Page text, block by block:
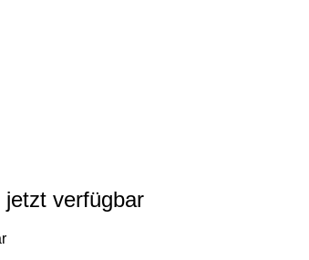
jetzt verfügbar